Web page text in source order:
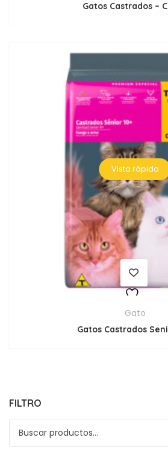
Gatos Castrados –
Vista rápida
Gato
Gatos Castrados
FILTRO